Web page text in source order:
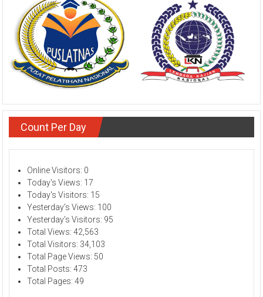
Count Per Day
Online Visitors: 0
Today's Views: 17
Today's Visitors: 15
Yesterday's Views: 100
Yesterday's Visitors: 95
Total Views:42,563
Total Visitors: 34,103
Total Page Views: 50
Total Posts:473
Total Pages:49